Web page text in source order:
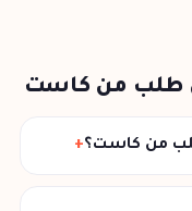
طلب من كاست
من كاست؟